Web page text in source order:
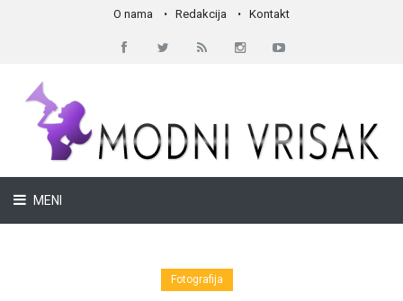
O nama Redakcija Kontakt
MENI
Fotografija